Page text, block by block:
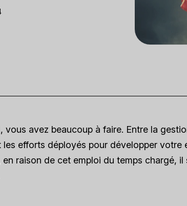
avez beaucoup à faire. Entre la
efforts déployés pour développer votre
raison de cet emploi du temps chargé,